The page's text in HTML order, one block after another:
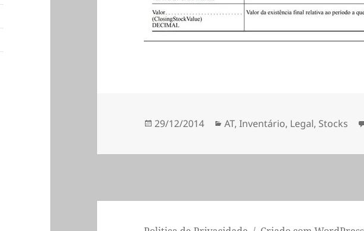
Publicado
29/12/2014 Categorias
AT,Inventário, Legal, Stocks